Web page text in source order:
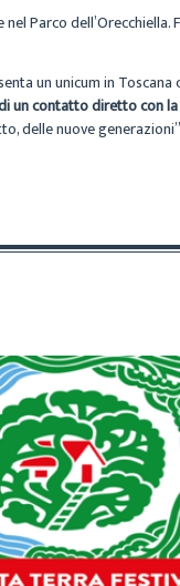
Parco dell’Orecchiella.
un unicum in Toscana
un contatto diretto con
delle nuove